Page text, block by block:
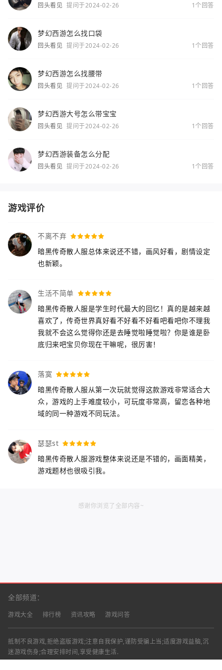
回头看见 提问于2024-02-26 1个回答
梦幻西游怎么找口袋
回头看见 提问于2024-02-26 1个回答
梦幻西游怎么找腰带
回头看见 提问于2024-02-26 1个回答
梦幻西游大号怎么带宝宝
回头看见 提问于2024-02-26 1个回答
梦幻西游装备怎么分配
回头看见 提问于2024-02-26 1个回答
游戏评价
不离不弃
暗黑传奇散人服总体来说还不错，画风好看，剧情设定
也新颖。
生活不简单
暗黑传奇散人服是学生时代最大的回忆！真的是越来越
喜欢了，传奇世界真好看不好看不好看吧看吧你不理我
我就不会这么觉得你还是去睡觉啦睡觉啦？你是谁是卧
底归来吧宝贝你现在干嘛呢，很厉害！
落寞
暗黑传奇散人服从第一次玩就觉得这款游戏非常适合大
众，游戏的上手难度较小，可玩度非常高，留恋各种地
域的同一种游戏不同玩法。
瑟瑟st
暗黑传奇散人服游戏整体来说还是不错的，画面精美，
游戏题材也很吸引我。
感谢你浏览了全部内容~
全部频道：
游戏大全 排行榜 资讯攻略 游戏问答
抵制不良游戏,拒绝盗版游戏;注意自我保护,谨防受骗上当;适度游戏益脑,沉
迷游戏伤身;合理安排时间,享受健康生活.